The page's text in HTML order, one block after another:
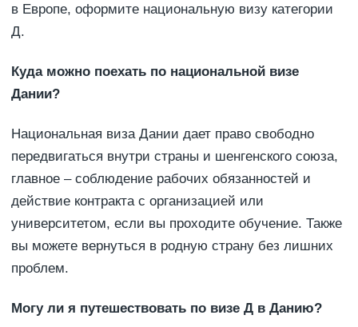
в Европе, оформите национальную визу категории
Д.
Куда можно поехать по национальной визе
Дании?
Национальная виза Дании дает право свободно
передвигаться внутри страны и шенгенского союза,
главное – соблюдение рабочих обязанностей и
действие контракта с организацией или
университетом, если вы проходите обучение. Также
вы можете вернуться в родную страну без лишних
проблем.
Могу ли я путешествовать по визе Д в Данию?